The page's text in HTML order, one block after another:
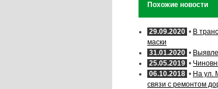
Похожие новости
29.09.2020 • В
маски
31.01.2020 •
25.05.2019 •
06.10.2018 • На ул.
связи с ремонтом